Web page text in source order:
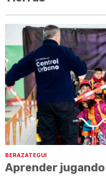
BERAZATEGUI
Aprender